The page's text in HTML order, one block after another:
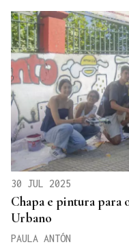
30 JUL 2025
Chapa e pintura para
Urbano
PAULA ANTÓN